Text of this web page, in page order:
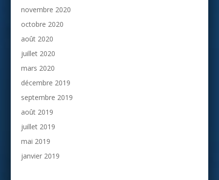
novembre 2020
octobre 2020
août 2020
juillet 2020
mars 2020
décembre 2019
septembre 2019
août 2019
juillet 2019
mai 2019
janvier 2019